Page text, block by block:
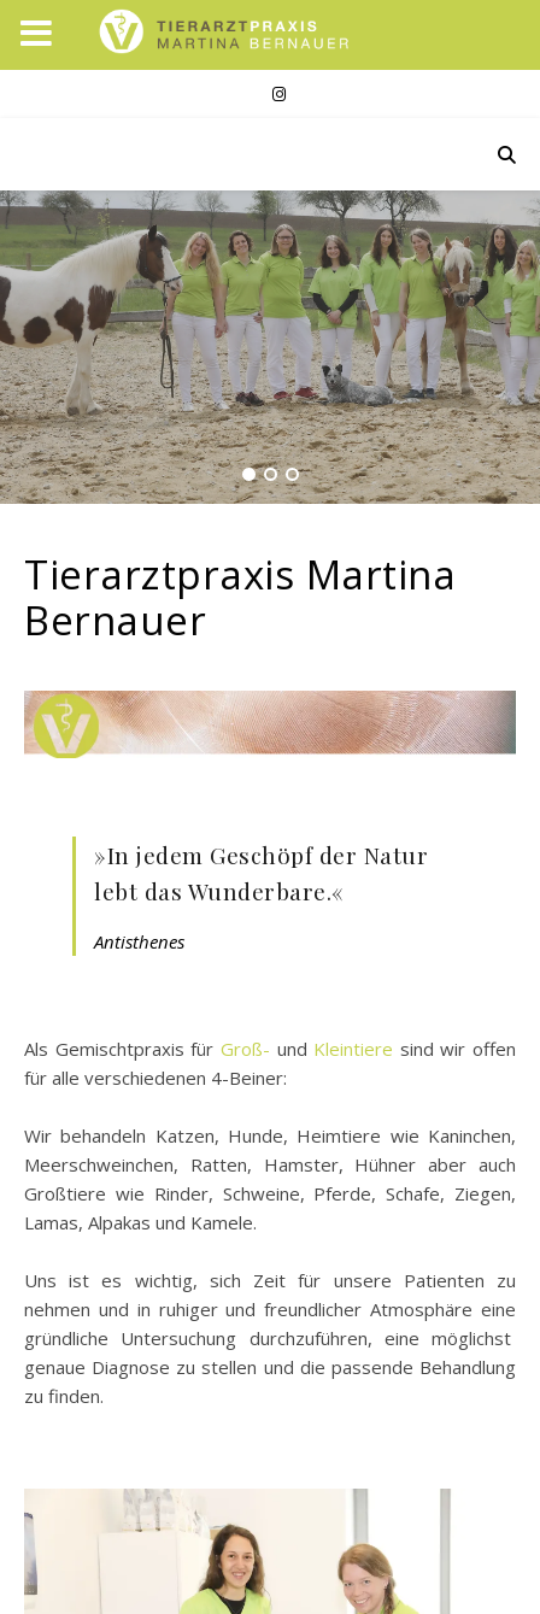
Tierarztpraxis Martina
Bernauer
»In jedem Geschöpf der Natur
lebt das Wunderbare.«
Antisthenes
Als Gemischtpraxis für Groß- und Kleintiere sind wir offen
für alle verschiedenen 4-Beiner:
Wir behandeln Katzen, Hunde, Heimtiere wie Kaninchen,
Meerschweinchen, Ratten, Hamster, Hühner aber auch
Großtiere wie Rinder, Schweine, Pferde, Schafe, Ziegen,
Lamas, Alpakas und Kamele.
Uns ist es wichtig, sich Zeit für unsere Patienten zu
nehmen und in ruhiger und freundlicher Atmosphäre eine
gründliche Untersuchung durchzuführen, eine möglichst
genaue Diagnose zu stellen und die passende Behandlung
zu finden.